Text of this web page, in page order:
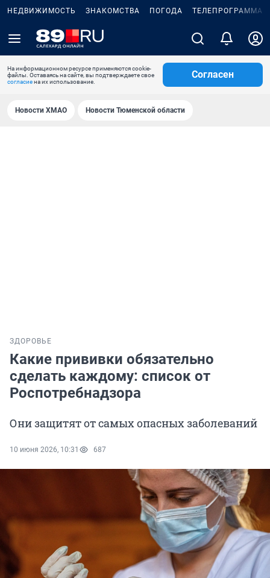
НЕДВИЖИМОСТЬ ЗНАКОМСТВА ПОГОДА ТЕЛЕПРОГРАММА
На информационном ресурсе применяются cookie-
файлы. Оставаясь на сайте, вы подтверждаете свое
согласиена их использование.
Согласен
Новости ХМАО Новости Тюменской области
ЗДОРОВЬЕ
Какие прививки обязательно
сделать каждому: список от
Роспотребнадзора
Они защитят от самых опасных заболеваний
10 июня 2026, 10:31 687